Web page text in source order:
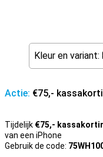
Kleur en variant:
Actie: €75,-
Tijdelijk €75,-
van een iPhone
Gebruik de code: